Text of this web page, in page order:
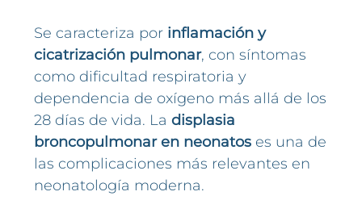
Se caracteriza por inflamación y
cicatrización pulmonar, con síntomas
como dificultad respiratoria y
dependencia de oxígeno más allá de los
28 días de vida. Ladisplasia
broncopulmonar en neonatos es una de
las complicaciones más relevantes en
neonatología moderna.